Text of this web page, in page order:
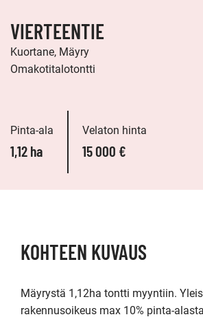
VIERTEENTIE
Kuortane, Mäyry
Omakotitalotontti
Pinta-ala
1,12 ha
Velaton hinta
15 000 €
KOHTEEN KUVAUS
Mäyrystä 1,12ha tontti myyntiin.
rakennusoikeus max 10% pinta-alasta